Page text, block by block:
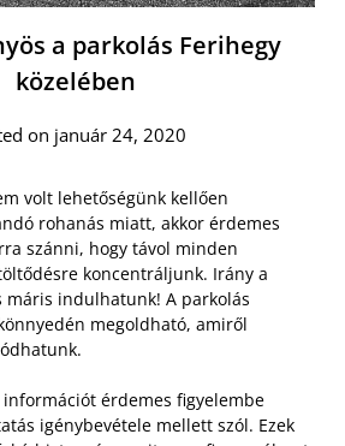
a parkolás Ferihegy
közelében
on január 24, 2020
volt lehetőségünk kellően
rohanás miatt, akkor érdemes
szánni, hogy távol minden
koncentráljunk. Irány a
máris indulhatunk! A parkolás
megoldható, amiről
érdemes figyelembe
igénybevétele mellett szól. Ezek